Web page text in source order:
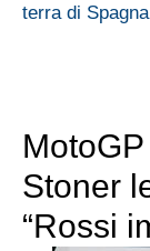
terra di Spagna
Stoner
“Rossi